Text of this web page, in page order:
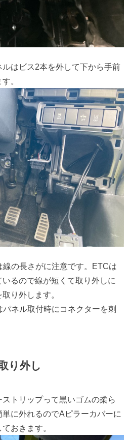
はビス2本を外して下から手前
。
の長さがに注意です。ETCは
るので線が短くて取り外しに
り外します。
ネル取付時にコネクターを刺
り外し
トリップって黒いゴムの柔ら
に外れるのでAピラーカバーに
おきます。